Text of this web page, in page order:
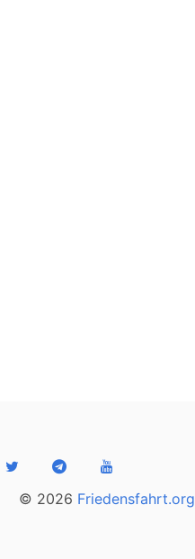
© 2026 Friedensfahrt.org